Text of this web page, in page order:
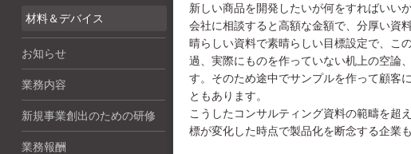
新しい商品を開発したいが何をすればいい
会社に相談すると高額な金額で、分厚い資
晴らしい資料で素晴らしい目標設定で、こ
過、実際にものを作っていない机上の空論
す。そのため途中でサンプルを作って顧客
ともあります。
こうしたコンサルティング資料の範疇を超
標が変化した時点で製品化を断念する企業
材料＆デバイス
お知らせ
業務内容
新規事業創出のための研修
業務報酬